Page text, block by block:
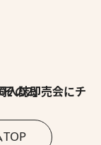
チャレンジ その2」